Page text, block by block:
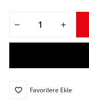
Favorilere Ekle